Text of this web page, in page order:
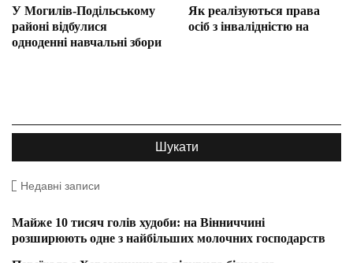
У Могилів-Подільському
районі відбулися
одноденні навчальні збори
Як реалізуються права
осіб з інвалідністю на
Недавні записи
Майже 10 тисяч голів худоби: на Вінниччині
розширюють одне з найбільших молочних господарств